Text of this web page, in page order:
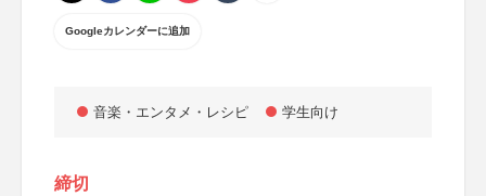
Googleカレンダーに追加
音楽・エンタメ・レシピ 学生向け
締切